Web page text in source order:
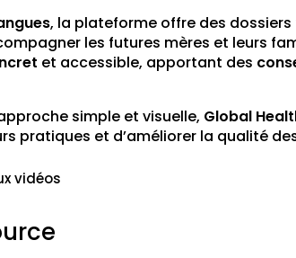
, la plateforme offre des
les futures mères et leurs
et accessible, apportant des
simple et visuelle, Global
pratiques et d’améliorer la qualité
vidéos